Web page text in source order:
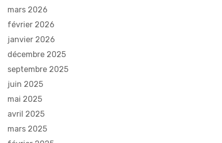
mars 2026
février 2026
janvier 2026
décembre 2025
septembre 2025
juin 2025
mai 2025
avril 2025
mars 2025